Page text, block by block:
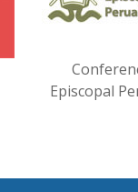
Episcopal